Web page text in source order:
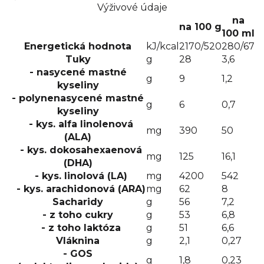
ml vody na 1 dávku, přičemž na jednu dávku použijte
7 odměrek. Počet krmení během 24 hodin je 4.
Skladujte na chladném a suchém místě.
Baleno v ochranné atmosféře. Nedávejte do ledničky ani
nezmrazujte. Minimální trvanlivost do:viz dno plechovky.
Spotřebujte do 4 týdnů po otevření.
Distributor: Health
Academy, s. r. o., Zbraslavská 22/49, 159 00 Praha, Česká
Hmotnost: 800 g.
Výživové údaje
na 100 g
na
100 ml
Energetická hodnota
kJ/kcal 2170/520280/67
Tuky
g 28
3,6
- nasycené mastné
kyseliny
g 9
1,2
- polynenasycené mastné
kyseliny
g 6
0,7
- kys. alfa linolenová
(ALA)
mg 390
50
- kys. dokosahexaenová
(DHA)
mg 125
16,1
- kys. linolová (LA)
mg 4200
542
- kys. arachidonová (ARA)mg 62
8
Sacharidy
g 56
7,2
- z toho cukry
g 53
6,8
- z toho laktóza
g 51
6,6
Vláknina
g 2,1
0,27
- GOS
g 1,8 0,23